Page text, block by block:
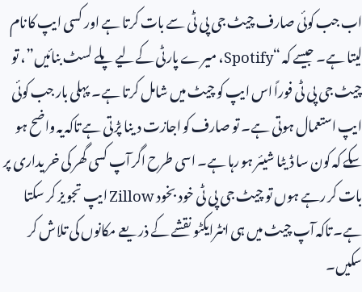
اب جب کوئی صارف چیٹ جی پی ٹی سے بات کرتا ہے اور کسی ایپ کا نام
لیتا ہے۔ جیسے کہ “Spotify، میرے پارٹی کے لیے پلے لسٹ بنائیں”، تو
چیٹ جی پی ٹی فوراً اس ایپ کو چیٹ میں شامل کرتا ہے۔ پہلی بار جب کوئی
ایپ استعمال ہوتی ہے۔ تو صارف کو اجازت دینا پڑتی ہے تاکہ یہ واضح ہو
سکے کہ کون سا ڈیٹا شیئر ہو رہا ہے۔ اسی طرح اگر آپ کسی گھر کی خریداری پر
بات کر رہے ہوں تو چیٹ جی پی ٹی خود بخودZillowایپ تجویز کر سکتا
ہے۔ تاکہ آپ چیٹ میں ہی انٹرایکٹو نقشے کے ذریعے مکانوں کی تلاش کر
سکیں۔